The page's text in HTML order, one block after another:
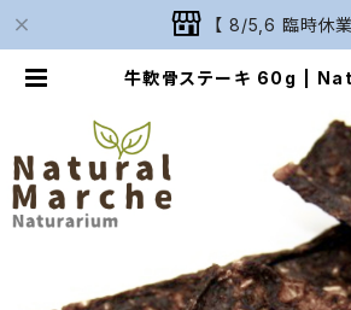
【 8/5,6 臨時休業
牛軟骨ステーキ 60g |